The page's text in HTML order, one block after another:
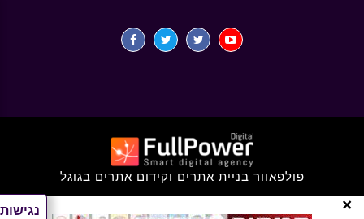
נגישות ×
פולפאוור בניית אתרים וקידום אתרים בגוגל